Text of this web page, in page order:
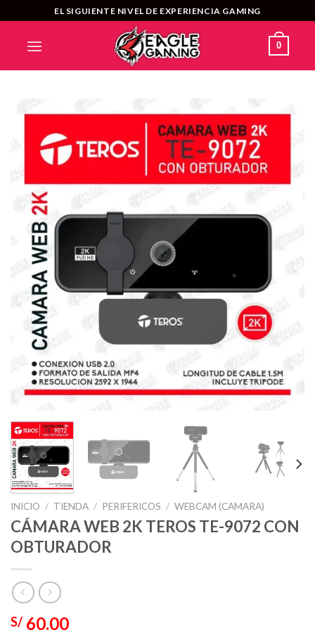
al
contenido
EL SIGUIENTE NIVEL DE EXPERIENCIA GAMING
0
INICIO / TIENDA / PERIFERICOS / WEBCAM (CAMARA)
CÁMARA WEB 2K TEROS TE-9072 CON
OBTURADOR
S/ 60.00